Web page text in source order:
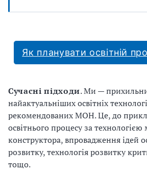
Як планувати освітній
Сучасні підходи. Ми —
найактуальніших освітніх
рекомендованих МОН. Це, до
освітнього процесу за
конструктора, впровадження ідей
розвитку, технологія розвитку
тощо.